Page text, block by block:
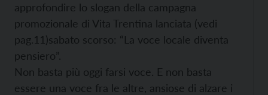
approfondire lo slogan della campagna
promozionale di Vita Trentina lanciata (vedi
pag.11)sabato scorso: “La voce locale diventa
pensiero”.
Non basta più oggi farsi voce. E non basta
essere una voce fra le altre, ansiose di alzare i